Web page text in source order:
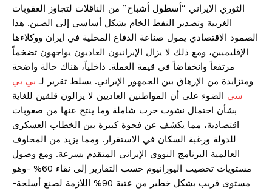
الثوري الإيراني “أسطول أشباح” من الناقلات لتجاوز العقوبات
الغربية وتصدير النفط الخام بشكل أساسي إلى الصين. هذا
الصمود الاقتصادي يمول صناعة الدفاع المحلية في إيران ووكلاءها
الإقليميين، ومع ذلك لا يزال الإيرانيون العاديون يواجهون تضخماً
مرتفعاً وانخفاضاً في قيمة العملة. داخلياً، هناك حالة واضحة
ومتزايدة من الإرهاق بين الجمهور الإيراني. يسلط تقرير لـ بي بي
سي الضوء على أن المواطنين العاديين لا يزالون قلقين للغاية
بشأن احتمال نشوب حرب شاملة وما ينتج عنها من صعوبات
اقتصادية، مما يكشف عن فجوة كبيرة بين الخطاب العسكري
للدولة ورغبة السكان في الاستقرار. ومما يزيد من المخاوف
العالمية البرنامج النووي الإيراني المتقدم بسرعة. ومع وصول
مستويات تخصيب اليورانيوم حسب التقارير إلى نقاء 60% -وهو
مستوى قريب بشكل خطير من عتبة 90% اللازمة لصنع أسلحة-